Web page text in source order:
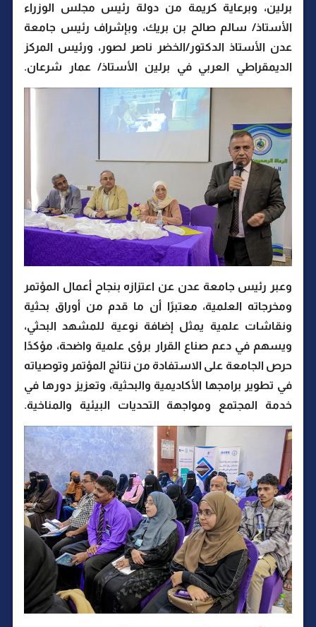
برلين، وبرعاية كريمة من دولة رئيس مجلس الوزراء
الأستاذ/ سالم صالح بن بريك، وبإشراف رئيس جامعة
عدن الأستاذ الدكتور/الخضر ناصر لصور، ورئيس المركز
الديمقراطي العربي في برلين الأستاذ/ عمار شرعان.
وعبر رئيس جامعة عدن عن اعتزازه بنجاح أعمال المؤتمر
ومخرجاته العلمية، معتبرًا أن ما قدم من أوراق بحثية
ونقاشات علمية يمثل إضافة نوعية للمشهد البحثي،
ويسهم في دعم صناع القرار برؤى علمية واضحة، مؤكدًا
حرص الجامعة على الاستفادة من نتائج المؤتمر وتوصياته
في تطوير برامجها الأكاديمية والبحثية، وتعزيز دورها في
خدمة المجتمع ومواجهة التحديات البيئية والمناخية.